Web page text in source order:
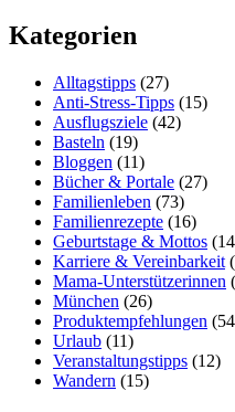
Kategorien
Alltagstipps (27)
Anti-Stress-Tipps (15)
Ausflugsziele (42)
Basteln (19)
Bloggen (11)
Bücher & Portale (27)
Familienleben (73)
Familienrezepte (16)
Geburtstage & Mottos
Karriere & Vereinbarkeit
Mama-Unterstützerinnen
München (26)
Produktempfehlungen
Urlaub (11)
Veranstaltungstipps (12)
Wandern (15)